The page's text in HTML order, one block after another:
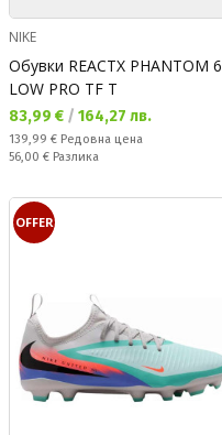
NIKE
Обувки REACTX PHANTOM 6
LOW PRO TF T
Текуща цена:
83,99 € / 164,27 лв.
Редовна цена:
139,99 € Редовна цена
Спестявате:
56,00 € Разлика
OFFER